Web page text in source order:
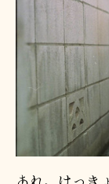
あれ、けっき